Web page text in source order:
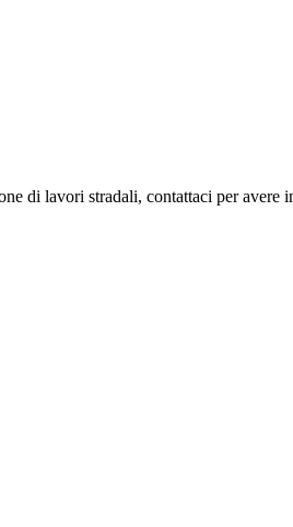
di lavori stradali, contattaci per avere